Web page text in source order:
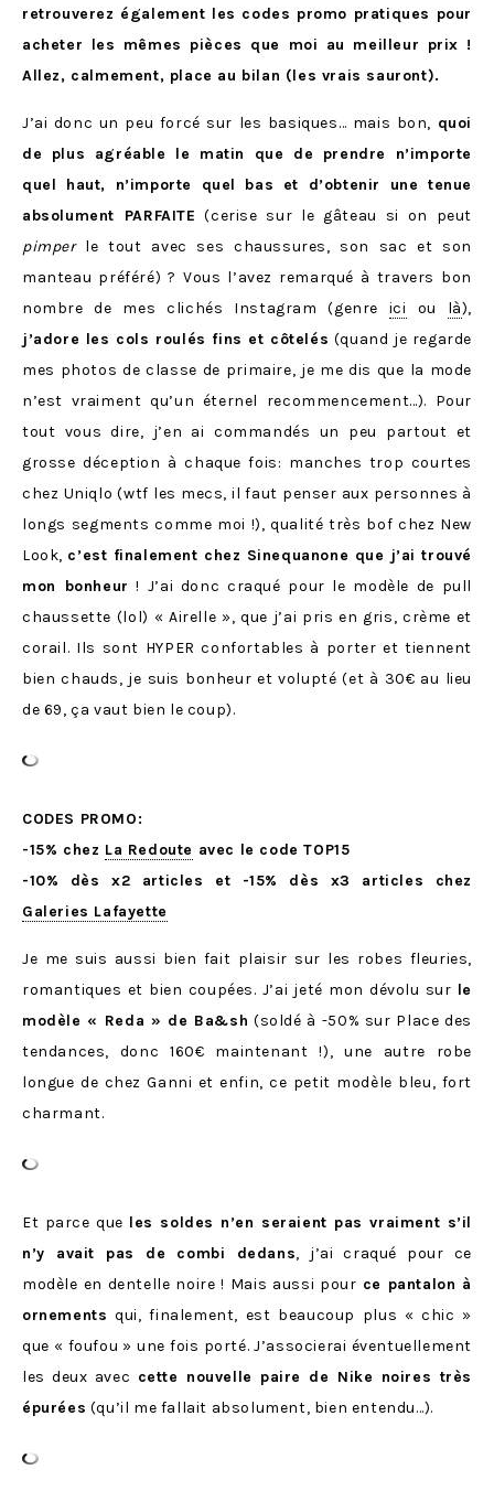
retrouverez également les codes promo pratiques pour
acheter les mêmes pièces que moi au meilleur prix !
Allez, calmement, place au bilan (les vrais sauront).
J’ai donc un peu forcé sur les basiques… mais bon, quoi
de plus agréable le matin que de prendre n’importe
quel haut, n’importe quel bas et d’obtenir une tenue
absolument PARFAITE (cerise sur le gâteau si on peut
pimperle tout avec ses chaussures, son sac et son
manteau préféré) ? Vous l’avez remarqué à travers bon
nombre de mes clichés Instagram (genre ici ou là),
j’adore les cols roulés fins et côtelés (quand je regarde
mes photos de classe de primaire, je me dis que la mode
n’est vraiment qu’un éternel recommencement…). Pour
tout vous dire, j’en ai commandés un peu partout et
grosse déception à chaque fois: manches trop courtes
chez Uniqlo (wtf les mecs, il faut penser aux personnes à
longs segments comme moi !), qualité très bof chez New
Look, c’est finalement chez Sinequanone que j’ai trouvé
mon bonheur ! J’ai donc craqué pour le modèle de pull
chaussette (lol) « Airelle », que j’ai pris en gris, crème et
corail. Ils sont HYPER confortables à porter et tiennent
bien chauds, je suis bonheur et volupté (et à 30€ au lieu
de 69, ça vaut bien le coup).
CODES PROMO:
-15% chez La Redoute avec le code TOP15
-10% dès x2 articles et -15% dès x3 articles chez
Galeries Lafayette
Je me suis aussi bien fait plaisir sur les robes fleuries,
romantiques et bien coupées. J’ai jeté mon dévolu sur le
modèle « Reda » de Ba&sh (soldé à -50% sur Place des
tendances, donc 160€ maintenant !), une autre robe
longue de chez Ganni et enfin, ce petit modèle bleu, fort
charmant.
Et parce que les soldes n’en seraient pas vraiment s’il
n’y avait pas de combi dedans, j’ai craqué pour ce
modèle en dentelle noire ! Mais aussi pour ce pantalon à
ornements qui, finalement, est beaucoup plus « chic »
que « foufou » une fois porté. J’associerai éventuellement
les deux avec cette nouvelle paire de Nike noires très
épurées (qu’il me fallait absolument, bien entendu…).